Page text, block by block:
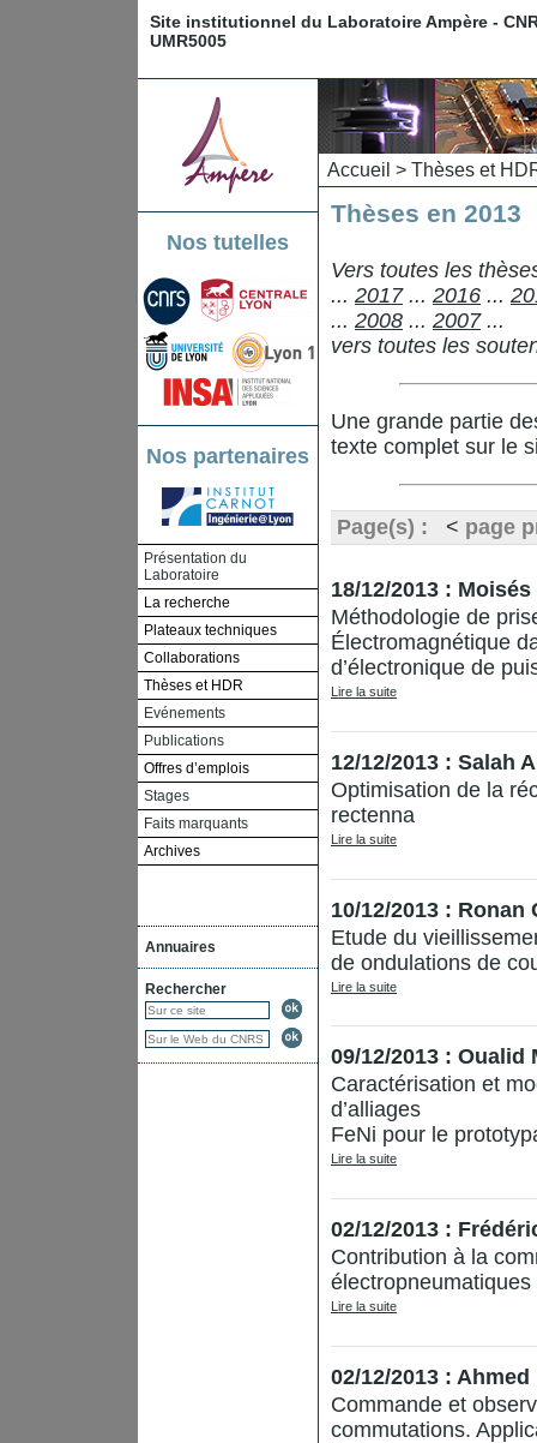
Site institutionnel du Laboratoire Ampère -
UMR5005
Nos tutelles
Nos partenaires
Présentation du
Laboratoire
La recherche
Plateaux techniques
Collaborations
Thèses et HDR
Evénements
Publications
Offres d’emplois
Stages
Faits marquants
Archives
Annuaires
Rechercher
Accueil > Thèses et
Thèses en 2013
Vers toutes les
... 2017... 2016 ...
... 2008 ... 2007...
vers toutes les
Une grande partie
texte complet sur le
Page(s) : < page
18/12/2013 :
Méthodologie de
Électromagnétique
d’électronique de
Lire la suite
12/12/2013 : Salah
Optimisation de la
rectenna
Lire la suite
10/12/2013 : Ronan
Etude du
de ondulations de
Lire la suite
09/12/2013 : Oualid
Caractérisation et
d’alliages
FeNi pour le
Lire la suite
02/12/2013 :
Contribution à la
électropneumatiques
Lire la suite
02/12/2013 :
Commande et
commutations.